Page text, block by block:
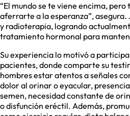
“El mundo se te viene encima,
aferrarte a la esperanza”,
y radioterapia, logrando
tratamiento hormonal para
Su experiencia lo motivó a
pacientes, donde comparte su
hombres estar atentos a señales
dolor al orinar o eyacular,
semen, necesidad constante de
o disfunción eréctil. Además,